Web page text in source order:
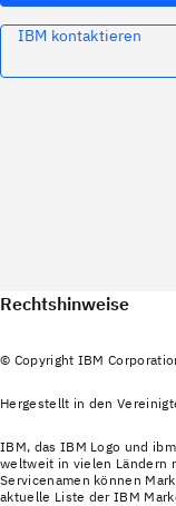
IBM kontaktieren
Rechtshinweise
© Copyright IBM
Hergestellt in den
IBM, das IBM Logo und
weltweit in vielen Ländern
Servicenamen können
aktuelle Liste der IBM